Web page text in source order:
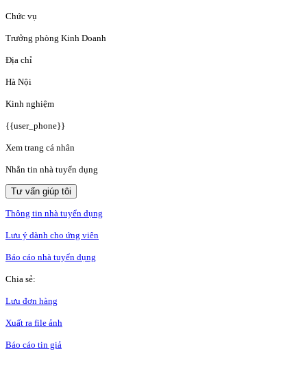
Chức vụ
Trưởng phòng Kinh Doanh
Địa chỉ
Hà Nội
Kinh nghiệm
{{user_phone}}
Xem trang cá nhân
Nhắn tin nhà tuyển dụng
Tư vấn giúp tôi
Thông tin nhà tuyển dụng
Lưu ý dành cho ứng viên
Báo cáo nhà tuyển dụng
Chia sẻ:
Lưu đơn hàng
Xuất ra file ảnh
Báo cáo tin giả